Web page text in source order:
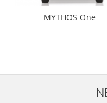
MYTHOS One